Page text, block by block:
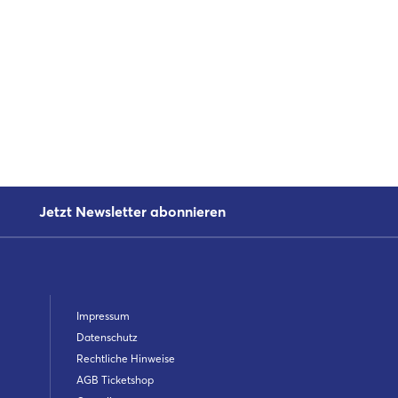
Jetzt Newsletter abonnieren
Impressum
Datenschutz
Rechtliche Hinweise
AGB Ticketshop